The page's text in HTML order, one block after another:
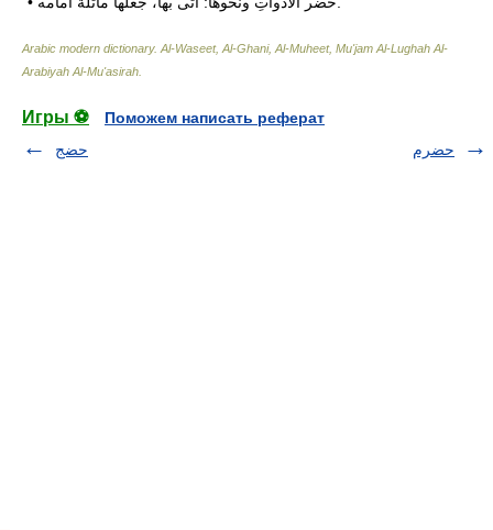
Arabic modern dictionary. Al-Waseet, Al-Ghani, Al-Muheet, Mu'jam Al-Lughah Al-
Arabiyah Al-Mu'asirah
Игры ⚽
Поможем написать реферат
حضج
حضرم